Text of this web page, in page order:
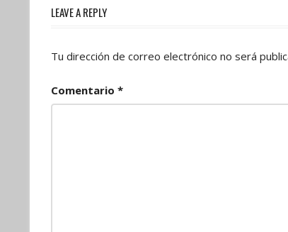
LEAVE A REPLY
Tu dirección de correo electrónico no será
Comentario *